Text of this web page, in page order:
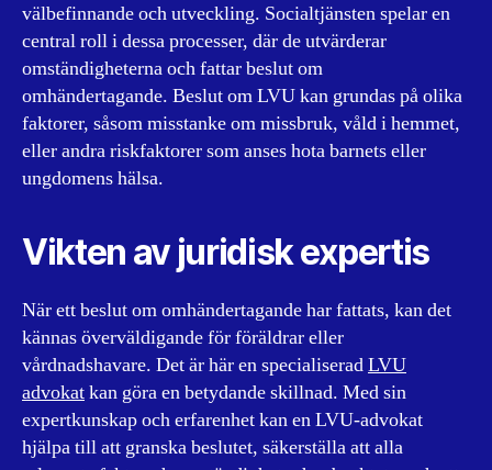
välbefinnande och utveckling. Socialtjänsten spelar en
central roll i dessa processer, där de utvärderar
omständigheterna och fattar beslut om
omhändertagande. Beslut om LVU kan grundas på olika
faktorer, såsom misstanke om missbruk, våld i hemmet,
eller andra riskfaktorer som anses hota barnets eller
ungdomens hälsa.
Vikten av juridisk expertis
När ett beslut om omhändertagande har fattats, kan det
kännas överväldigande för föräldrar eller
vårdnadshavare. Det är här en specialiseradLVU
advokatkan göra en betydande skillnad. Med sin
expertkunskap och erfarenhet kan en LVU-advokat
hjälpa till att granska beslutet, säkerställa att alla